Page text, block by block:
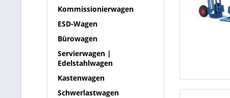
Kommissionierwagen
ESD-Wagen
Bürowagen
Servierwagen |
Edelstahlwagen
Kastenwagen
Schwerlastwagen